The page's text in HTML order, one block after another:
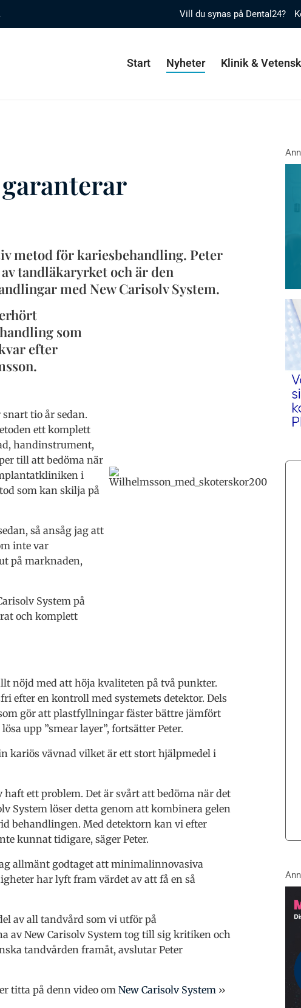
Vill du synas på Dental24?
Start Nyheter Klinik &
metod för kariesbehandling. Peter
tandläkaryrket och är den
med New Carisolv System.
som
efter
tio år sedan.
ett komplett
handinstrument,
till att bedöma när
i
som kan skilja på
så ansåg jag att
inte var
på marknaden,
System på
och komplett
med att höja kvaliteten på två punkter.
efter en kontroll med systemets detektor. Dels
gör att plastfyllningar fäster bättre jämfört
upp ”smear layer”, fortsätter Peter.
kariös vävnad vilket är ett stort hjälpmedel i
ett problem. Det är svårt att bedöma när det
System löser detta genom att kombinera gelen
behandlingen. Med detektorn kan vi efter
kunnat tidigare, säger Peter.
allmänt godtaget att minimalinnovasiva
har lyft fram värdet av att få en så
av all tandvård som vi utför på
av New Carisolv System tog till sig kritiken och
tandvården framåt, avslutar Peter
titta på denn video om New Carisolv System ››